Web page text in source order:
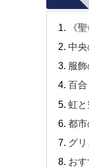
《
中
服
百
虹
都
グ
お